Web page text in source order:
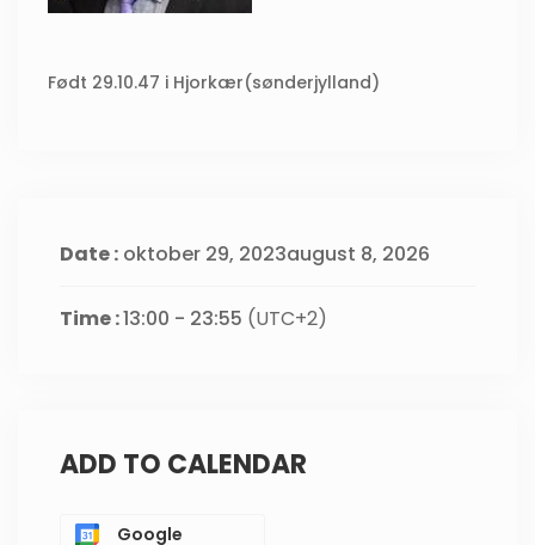
Født 29.10.47 i Hjorkær(sønderjylland)
Date : oktober 29, 2023august 8, 2026
Time :13:00 - 23:55 (UTC+2)
ADD TO CALENDAR
Google